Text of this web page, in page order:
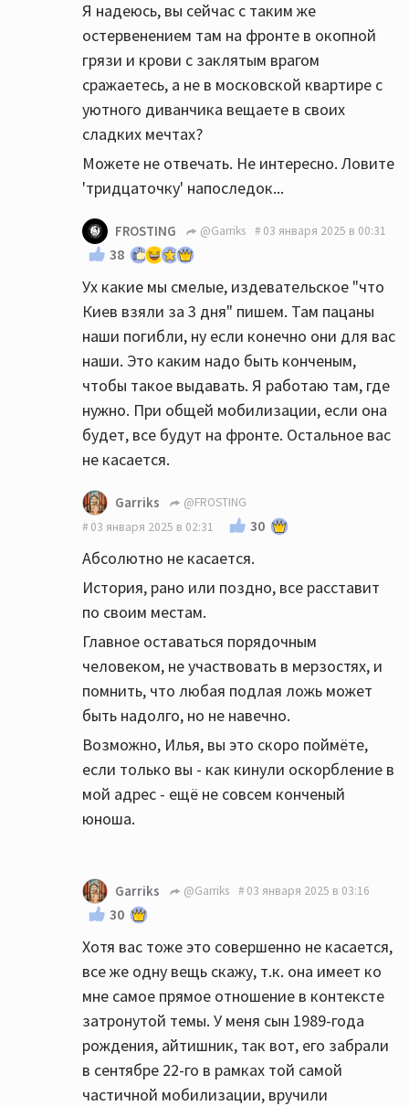
Я надеюсь, вы сейчас с таким же
остервенением там на фронте в окопной
грязи и крови с заклятым врагом
сражаетесь, а не в московской квартире с
уютного диванчика вещаете в своих
сладких мечтах?
Можете не отвечать. Не интересно. Ловите
'тридцаточку' напоследок...
FROSTING @Garriks 03 января 2025 в 00:31
38
Ух какие мы смелые, издевательское "что
Киев взяли за 3 дня" пишем. Там пацаны
наши погибли, ну если конечно они для вас
наши. Это каким надо быть конченым,
чтобы такое выдавать. Я работаю там, где
нужно. При общей мобилизации, если она
будет, все будут на фронте. Остальное вас
не касается.
Garriks
@FROSTING
03 января 2025 в 02:31
30
Абсолютно не касается.
История, рано или поздно, все расставит
по своим местам.
Главное оставаться порядочным
человеком, не участвовать в мерзостях, и
помнить, что любая подлая ложь может
быть надолго, но не навечно.
Возможно, Илья, вы это скоро поймёте,
если только вы - как кинули оскорбление в
мой адрес - ещё не совсем конченый
юноша.
Garriks @Garriks 03 января 2025 в 03:16
30
Хотя вас тоже это совершенно не касается,
все же одну вещь скажу, т.к. она имеет ко
мне самое прямое отношение в контексте
затронутой темы. У меня сын 1989-года
рождения, айтишник, так вот, его забрали
в сентябре 22-го в рамках той самой
частичной мобилизации, вручили